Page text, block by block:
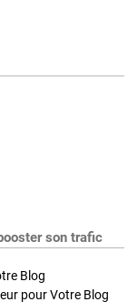
son trafic
Blog
pour Votre Blog